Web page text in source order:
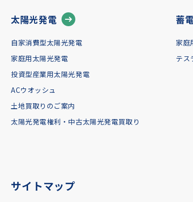
太陽光発電
自家消費型太陽光発電
家庭用太陽光発電
投資型産業用太陽光発電
ACウオッシュ
土地買取りのご案内
太陽光発電権利・中古太陽光発電買取り
蓄
家庭
テ
サイトマップ